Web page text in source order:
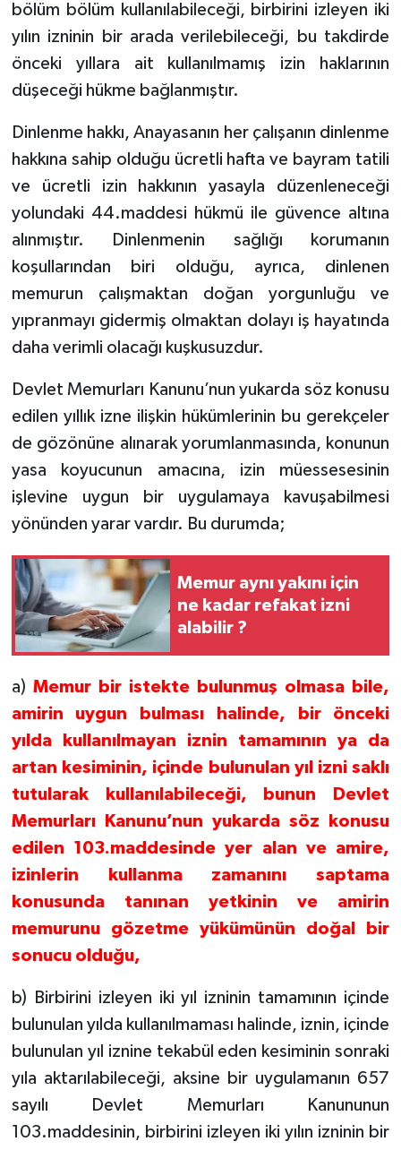
bölüm bölüm kullanılabileceği, birbirini izleyen iki
yılın izninin bir arada verilebileceği, bu takdirde
önceki yıllara ait kullanılmamış izin haklarının
düşeceği hükme bağlanmıştır.
Dinlenme hakkı, Anayasanın her çalışanın dinlenme
hakkına sahip olduğu ücretli hafta ve bayram tatili
ve ücretli izin hakkının yasayla düzenleneceği
yolundaki 44.maddesi hükmü ile güvence altına
alınmıştır. Dinlenmenin sağlığı korumanın
koşullarından biri olduğu, ayrıca, dinlenen
memurun çalışmaktan doğan yorgunluğu ve
yıpranmayı gidermiş olmaktan dolayı iş hayatında
daha verimli olacağı kuşkusuzdur.
Devlet Memurları Kanunu’nun yukarda söz konusu
edilen yıllık izne ilişkin hükümlerinin bu gerekçeler
de gözönüne alınarak yorumlanmasında, konunun
yasa koyucunun amacına, izin müessesesinin
işlevine uygun bir uygulamaya kavuşabilmesi
yönünden yarar vardır. Bu durumda;
Memur aynı yakını için
ne kadar refakat izni
alabilir ?
a) Memur bir istekte bulunmuş olmasa bile,
amirin uygun bulması halinde, bir önceki
yılda kullanılmayan iznin tamamının ya da
artan kesiminin, içinde bulunulan yıl izni saklı
tutularak kullanılabileceği, bunun Devlet
Memurları Kanunu’nun yukarda söz konusu
edilen 103.maddesinde yer alan ve amire,
izinlerin kullanma zamanını saptama
konusunda tanınan yetkinin ve amirin
memurunu gözetme yükümünün doğal bir
sonucu olduğu,
b) Birbirini izleyen iki yıl izninin tamamının içinde
bulunulan yılda kullanılmaması halinde, iznin, içinde
bulunulan yıl iznine tekabül eden kesiminin sonraki
yıla aktarılabileceği, aksine bir uygulamanın 657
sayılı Devlet Memurları Kanununun
103.maddesinin, birbirini izleyen iki yılın izninin bir